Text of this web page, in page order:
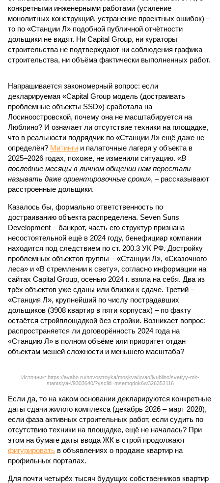
конкретными инженерными работами (усиление
монолитных конструкций, устранение проектных ошибок) –
то по «Станции Л» подобной публичной отчётности
дольщики не видят. Ни Capital Group, ни кураторы
строительства не подтверждают ни соблюдения графика
строительства, ни объёма фактически выполненных работ.
Напрашивается закономерный вопрос: если
декларируемая «Capital Group модель (достраивать
проблемные объекты SSD») сработала на
Лосиноостровской, почему она не масштабируется на
Люблино? И означает ли отсутствие техники на площадке,
что в реальности подрядчик по «Станции Л» ещё даже не
определён? Митинги и палаточные лагеря у объекта в
2025–2026 годах, похоже, не изменили ситуацию. «В
последние месяцы в личном общении нам перестали
называть даже ориентировочные сроки», – рассказывают
расстроенные дольщики.
Казалось бы, формально ответственность по
достраиванию объекта распределена. Seven Suns
Development – банкрот, часть его структур признана
несостоятельной ещё в 2024 году, бенефициар компании
находится под следствием по ст. 200.3 УК РФ. Достройку
проблемных объектов группы – «Станции Л», «Сказочного
леса» и «В стремлении к свету», согласно информации на
сайтах Capital Group, осенью 2024 г. взяла на себя. Два из
трёх объектов уже сданы или близки к сдаче. Третий –
«Станция Л», крупнейший по числу пострадавших
дольщиков (3908 квартир в пяти корпусах) – по факту
остаётся стройплощадкой без стройки. Возникает вопрос:
распространяется ли договорённость 2024 года на
«Станцию Л» в полном объёме или приоритет отдан
объектам мешей сложности и меньшего масштаба?
Источник: https://avaho.ru/novostroyka/moskva/uvao/lyublino/svetlyy-mir-
stantsiya-l/9303640/?ysclid=msemqdok6w326352116
Если да, то на каком основании декларируются конкретные
даты сдачи жилого комплекса (декабрь 2026 – март 2028),
если фаза активных строительных работ, если судить по
отсутствию техники на площадке, ещё не началась? При
этом на бумаге даты ввода ЖК в строй продолжают
фигурировать в объявлениях о продаже квартир на
профильных порталах.
Для почти четырёх тысяч будущих собственников квартир